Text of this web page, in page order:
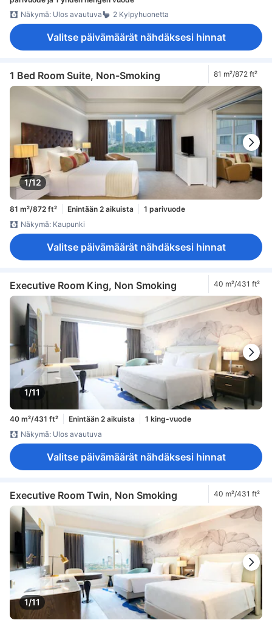
Näkymä: Ulos avautuva
2 Kylpyhuonetta
Valitse päivämäärät nähdäksesi hinnat
1 Bed Room Suite, Non-Smoking 81 m²/872 ft²
1/12
81 m²/872 ft² Enintään 2 aikuista
1 parivuode
Näkymä: Kaupunki
Valitse päivämäärät nähdäksesi hinnat
Executive Room King, Non Smoking 40 m²/431 ft²
1/11
40 m²/431 ft² Enintään 2 aikuista
1 king-vuode
Näkymä: Ulos avautuva
Valitse päivämäärät nähdäksesi hinnat
Executive Room Twin, Non Smoking 40 m²/431 ft²
1/11